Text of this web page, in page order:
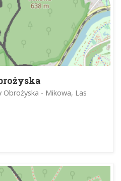
Obrożyska - Mikowa, Las